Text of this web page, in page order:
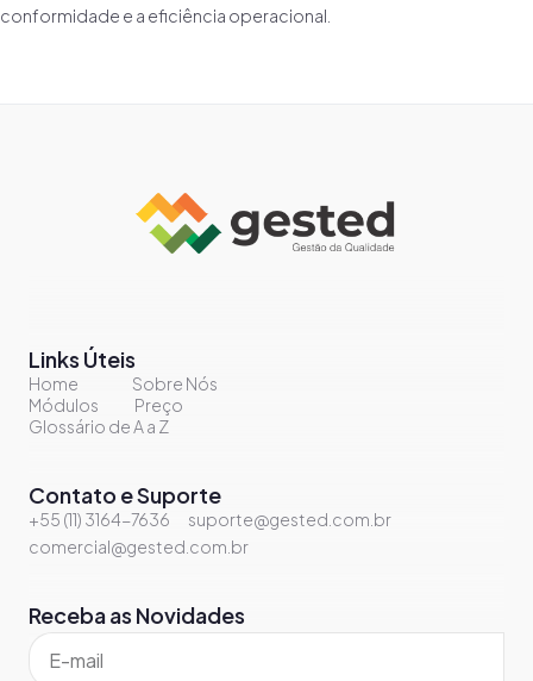
conformidade e a eficiência operacional.
Receba as Novidades
Links Úteis
Home
Sobre Nós
Módulos
Preço
Glossário de A a Z
Contato e Suporte
+55 (11) 3164-7636
suporte@gested.com.br
comercial@gested.com.br